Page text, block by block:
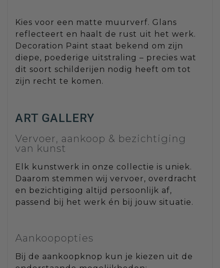
Kies voor een matte muurverf. Glans
reflecteert en haalt de rust uit het werk.
Decoration Paint staat bekend om zijn
diepe, poederige uitstraling – precies wat
dit soort schilderijen nodig heeft om tot
zijn recht te komen.
ART GALLERY
Vervoer, aankoop & bezichtiging
van kunst
Elk kunstwerk in onze collectie is uniek.
Daarom stemmen wij vervoer, overdracht
en bezichtiging altijd persoonlijk af,
passend bij het werk én bij jouw situatie.
Aankoopopties
Bij de aankoopknop kun je kiezen uit de